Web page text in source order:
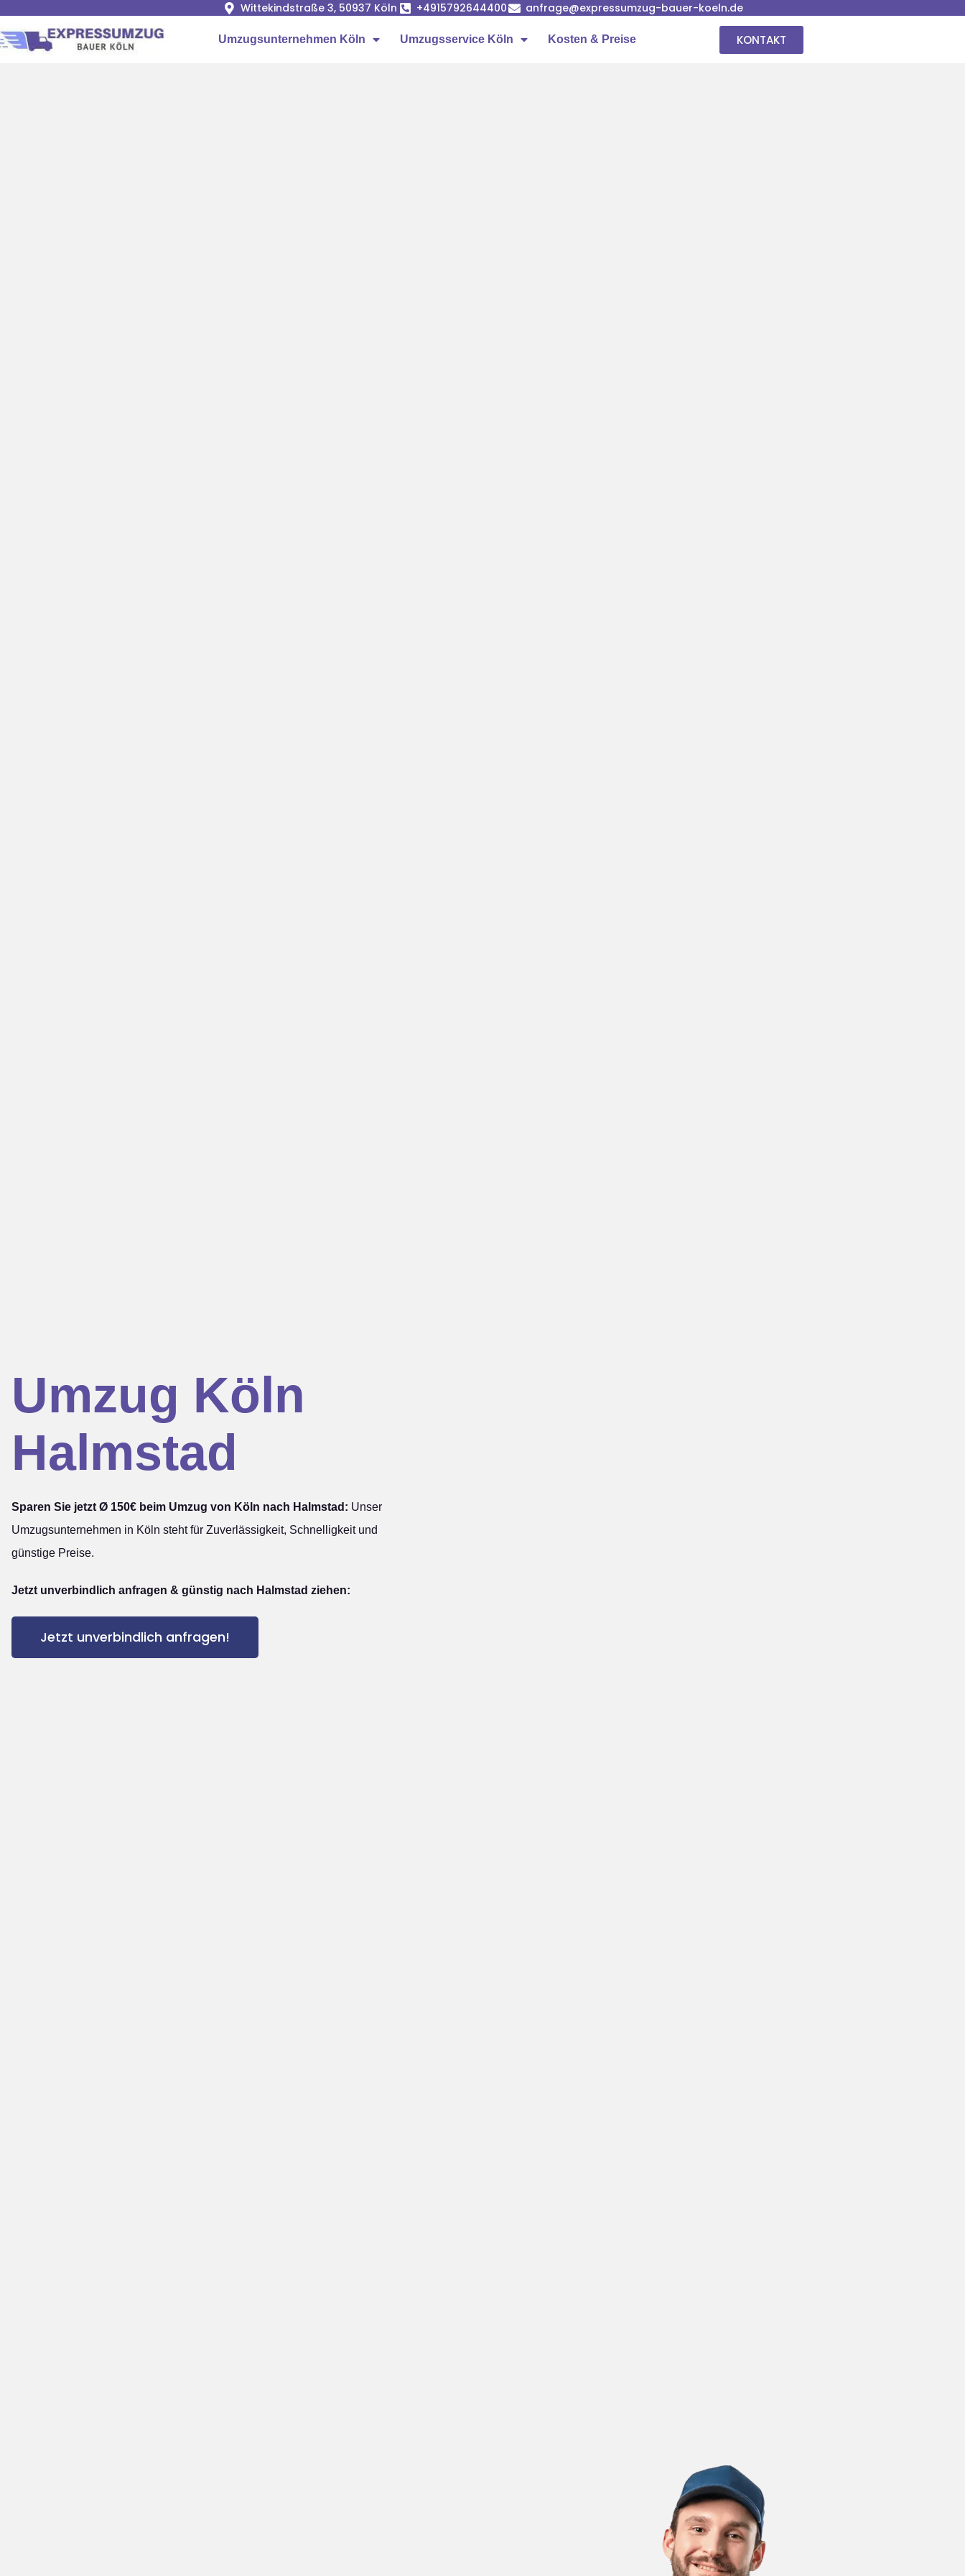
Wittekindstraße 3, 50937 Köln +4915792644400 anfrage@expressumzug-bauer-koeln.de
Umzugsunternehmen Köln Umzugsservice Köln Kosten & Preise KONTAKT
Umzug Köln
Halmstad
Sparen Sie jetzt Ø 150€ beim Umzug von Köln nach Halmstad: Unser
Umzugsunternehmen in Köln steht für Zuverlässigkeit, Schnelligkeit und
günstige Preise.
Jetzt unverbindlich anfragen & günstig nach Halmstad ziehen:
Jetzt unverbindlich anfragen!